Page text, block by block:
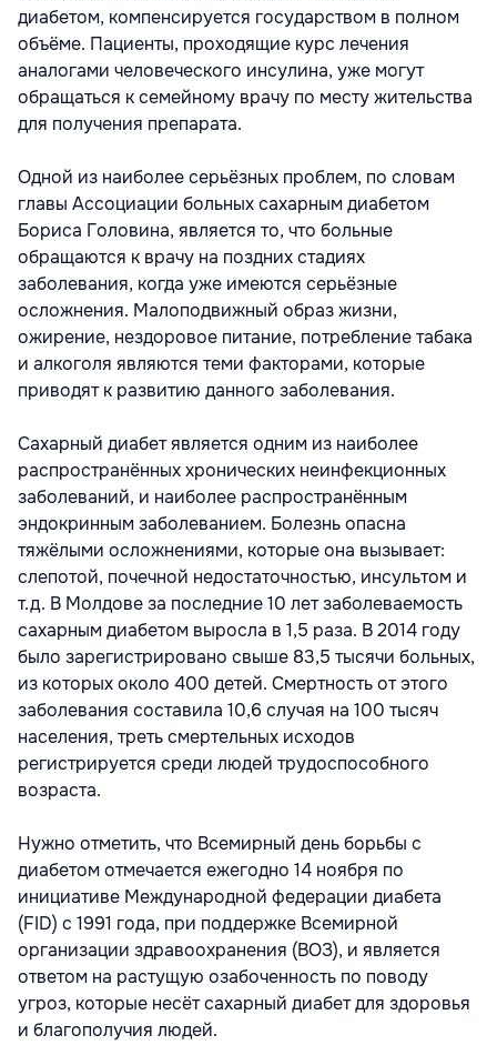
диабетом, компенсируется государством в полном
объёме. Пациенты, проходящие курс лечения
аналогами человеческого инсулина, уже могут
обращаться к семейному врачу по месту жительства
для получения препарата.
Одной из наиболее серьёзных проблем, по словам
главы Ассоциации больных сахарным диабетом
Бориса Головина, является то, что больные
обращаются к врачу на поздних стадиях
заболевания, когда уже имеются серьёзные
осложнения. Малоподвижный образ жизни,
ожирение, нездоровое питание, потребление табака
и алкоголя являются теми факторами, которые
приводят к развитию данного заболевания.
Сахарный диабет является одним из наиболее
распространённых хронических неинфекционных
заболеваний, и наиболее распространённым
эндокринным заболеванием. Болезнь опасна
тяжёлыми осложнениями, которые она вызывает:
слепотой, почечной недостаточностью, инсультом и
т.д. В Молдове за последние 10 лет заболеваемость
сахарным диабетом выросла в 1,5 раза. В 2014 году
было зарегистрировано свыше 83,5 тысячи больных,
из которых около 400 детей. Смертность от этого
заболевания составила 10,6 случая на 100 тысяч
населения, треть смертельных исходов
регистрируется среди людей трудоспособного
возраста.
Нужно отметить, что Всемирный день борьбы с
диабетом отмечается ежегодно 14 ноября по
инициативе Международной федерации диабета
(FID) с 1991 года, при поддержке Всемирной
организации здравоохранения (ВОЗ), и является
ответом на растущую озабоченность по поводу
угроз, которые несёт сахарный диабет для здоровья
и благополучия людей.